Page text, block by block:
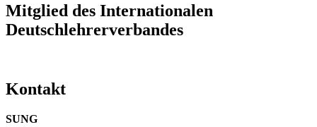
Mitglied des Internationalen
Deutschlehrerverbandes
Kontakt
SUNG